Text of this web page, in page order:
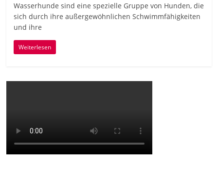
Wasserhunde sind eine spezielle Gruppe von Hunden, die
sich durch ihre außergewöhnlichen Schwimmfähigkeiten
und ihre
Weiterlesen